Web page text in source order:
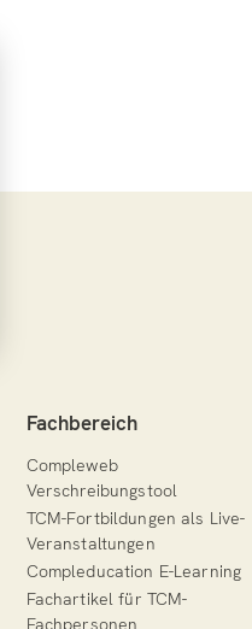
Fachbereich
Compleweb
Verschreibungstool
TCM-Fortbildungen als Live-
Veranstaltungen
Compleducation E-Learning
Fachartikel für TCM-
Fachpersonen